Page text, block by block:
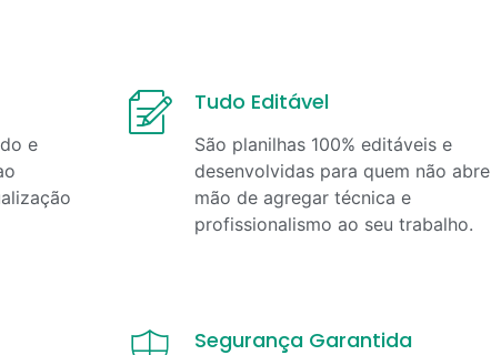
e
Tudo Editável
São planilhas 100% editáveis e
desenvolvidas para quem não abre
mão de agregar técnica e
profissionalismo ao seu trabalho.
Segurança Garantida